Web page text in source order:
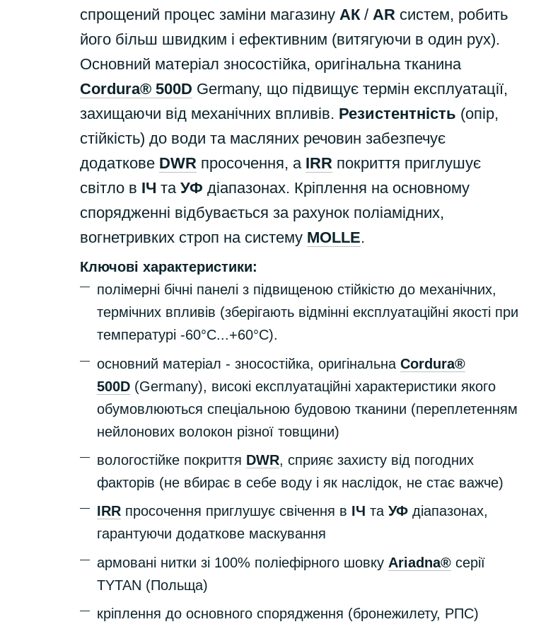
спрощений процес заміни магазину АК / AR систем, робить
його більш швидким і ефективним (витягуючи в один рух).
Основний матеріал зносостійка, оригінальна тканина
Cordura® 500D Germany, що підвищує термін експлуатації,
захищаючи від механічних впливів. Резистентність (опір,
стійкість) до води та масляних речовин забезпечує
додаткове DWR просочення, а IRR покриття приглушує
світло в ІЧ та УФ діапазонах. Кріплення на основному
спорядженні відбувається за рахунок поліамідних,
вогнетривких строп на систему MOLLE.
Ключові характеристики:
полімерні бічні панелі з підвищеною стійкістю до механічних,
термічних впливів (зберігають відмінні експлуатаційні якості при
температурі -60°С...+60°С).
основний матеріал - зносостійка, оригінальна Cordura®
500D (Germany), високі експлуатаційні характеристики якого
обумовлюються спеціальною будовою тканини (переплетенням
нейлонових волокон різної товщини)
вологостійке покриття DWR, сприяє захисту від погодних
факторів (не вбирає в себе воду і як наслідок, не стає важче)
IRR просочення приглушує свічення в ІЧ та УФ діапазонах,
гарантуючи додаткове маскування
армовані нитки зі 100% поліефірного шовку Ariadna® серії
TYTAN (Польща)
кріплення до основного спорядження (бронежилету, РПС)